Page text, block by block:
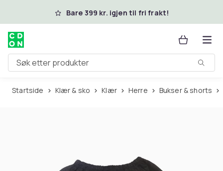
Hopp til hovedinnholdBare 399 kr. igjen til fri frakt!
Søk etter produkter
Startside Klær & sko Klær Herre Bukser & shorts